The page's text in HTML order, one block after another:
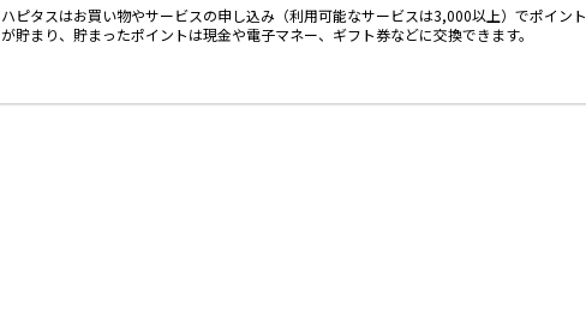
ハピタスはお買い物やサービスの申し込み（利用可能なサービスは3,000以上）でポイント
が貯まり、貯まったポイントは現金や電子マネー、ギフト券などに交換できます。